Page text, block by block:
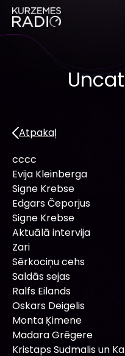
Atpakaļ
cccc
Evija Kleinberga
Signe Krebse
Edgars Čeporjus
Signe Krebse
Aktuālā intervija
Zari
Sērkociņu cehs
Saldās sejas
Ralfs Eilands
Oskars Deigelis
Monta Ķimene
Madara Grēgere
Kristaps Sudmalis un